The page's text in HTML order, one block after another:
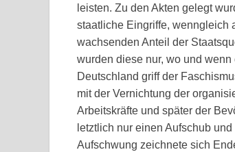
leisten. Zu den Akten gelegt
staatliche Eingriffe, wenngleich
wachsenden Anteil der
wurden diese nur, wo und
Deutschland griff der
mit der Vernichtung der
Arbeitskräfte und später der
letztlich nur einen Aufschub
Aufschwung zeichnete sich